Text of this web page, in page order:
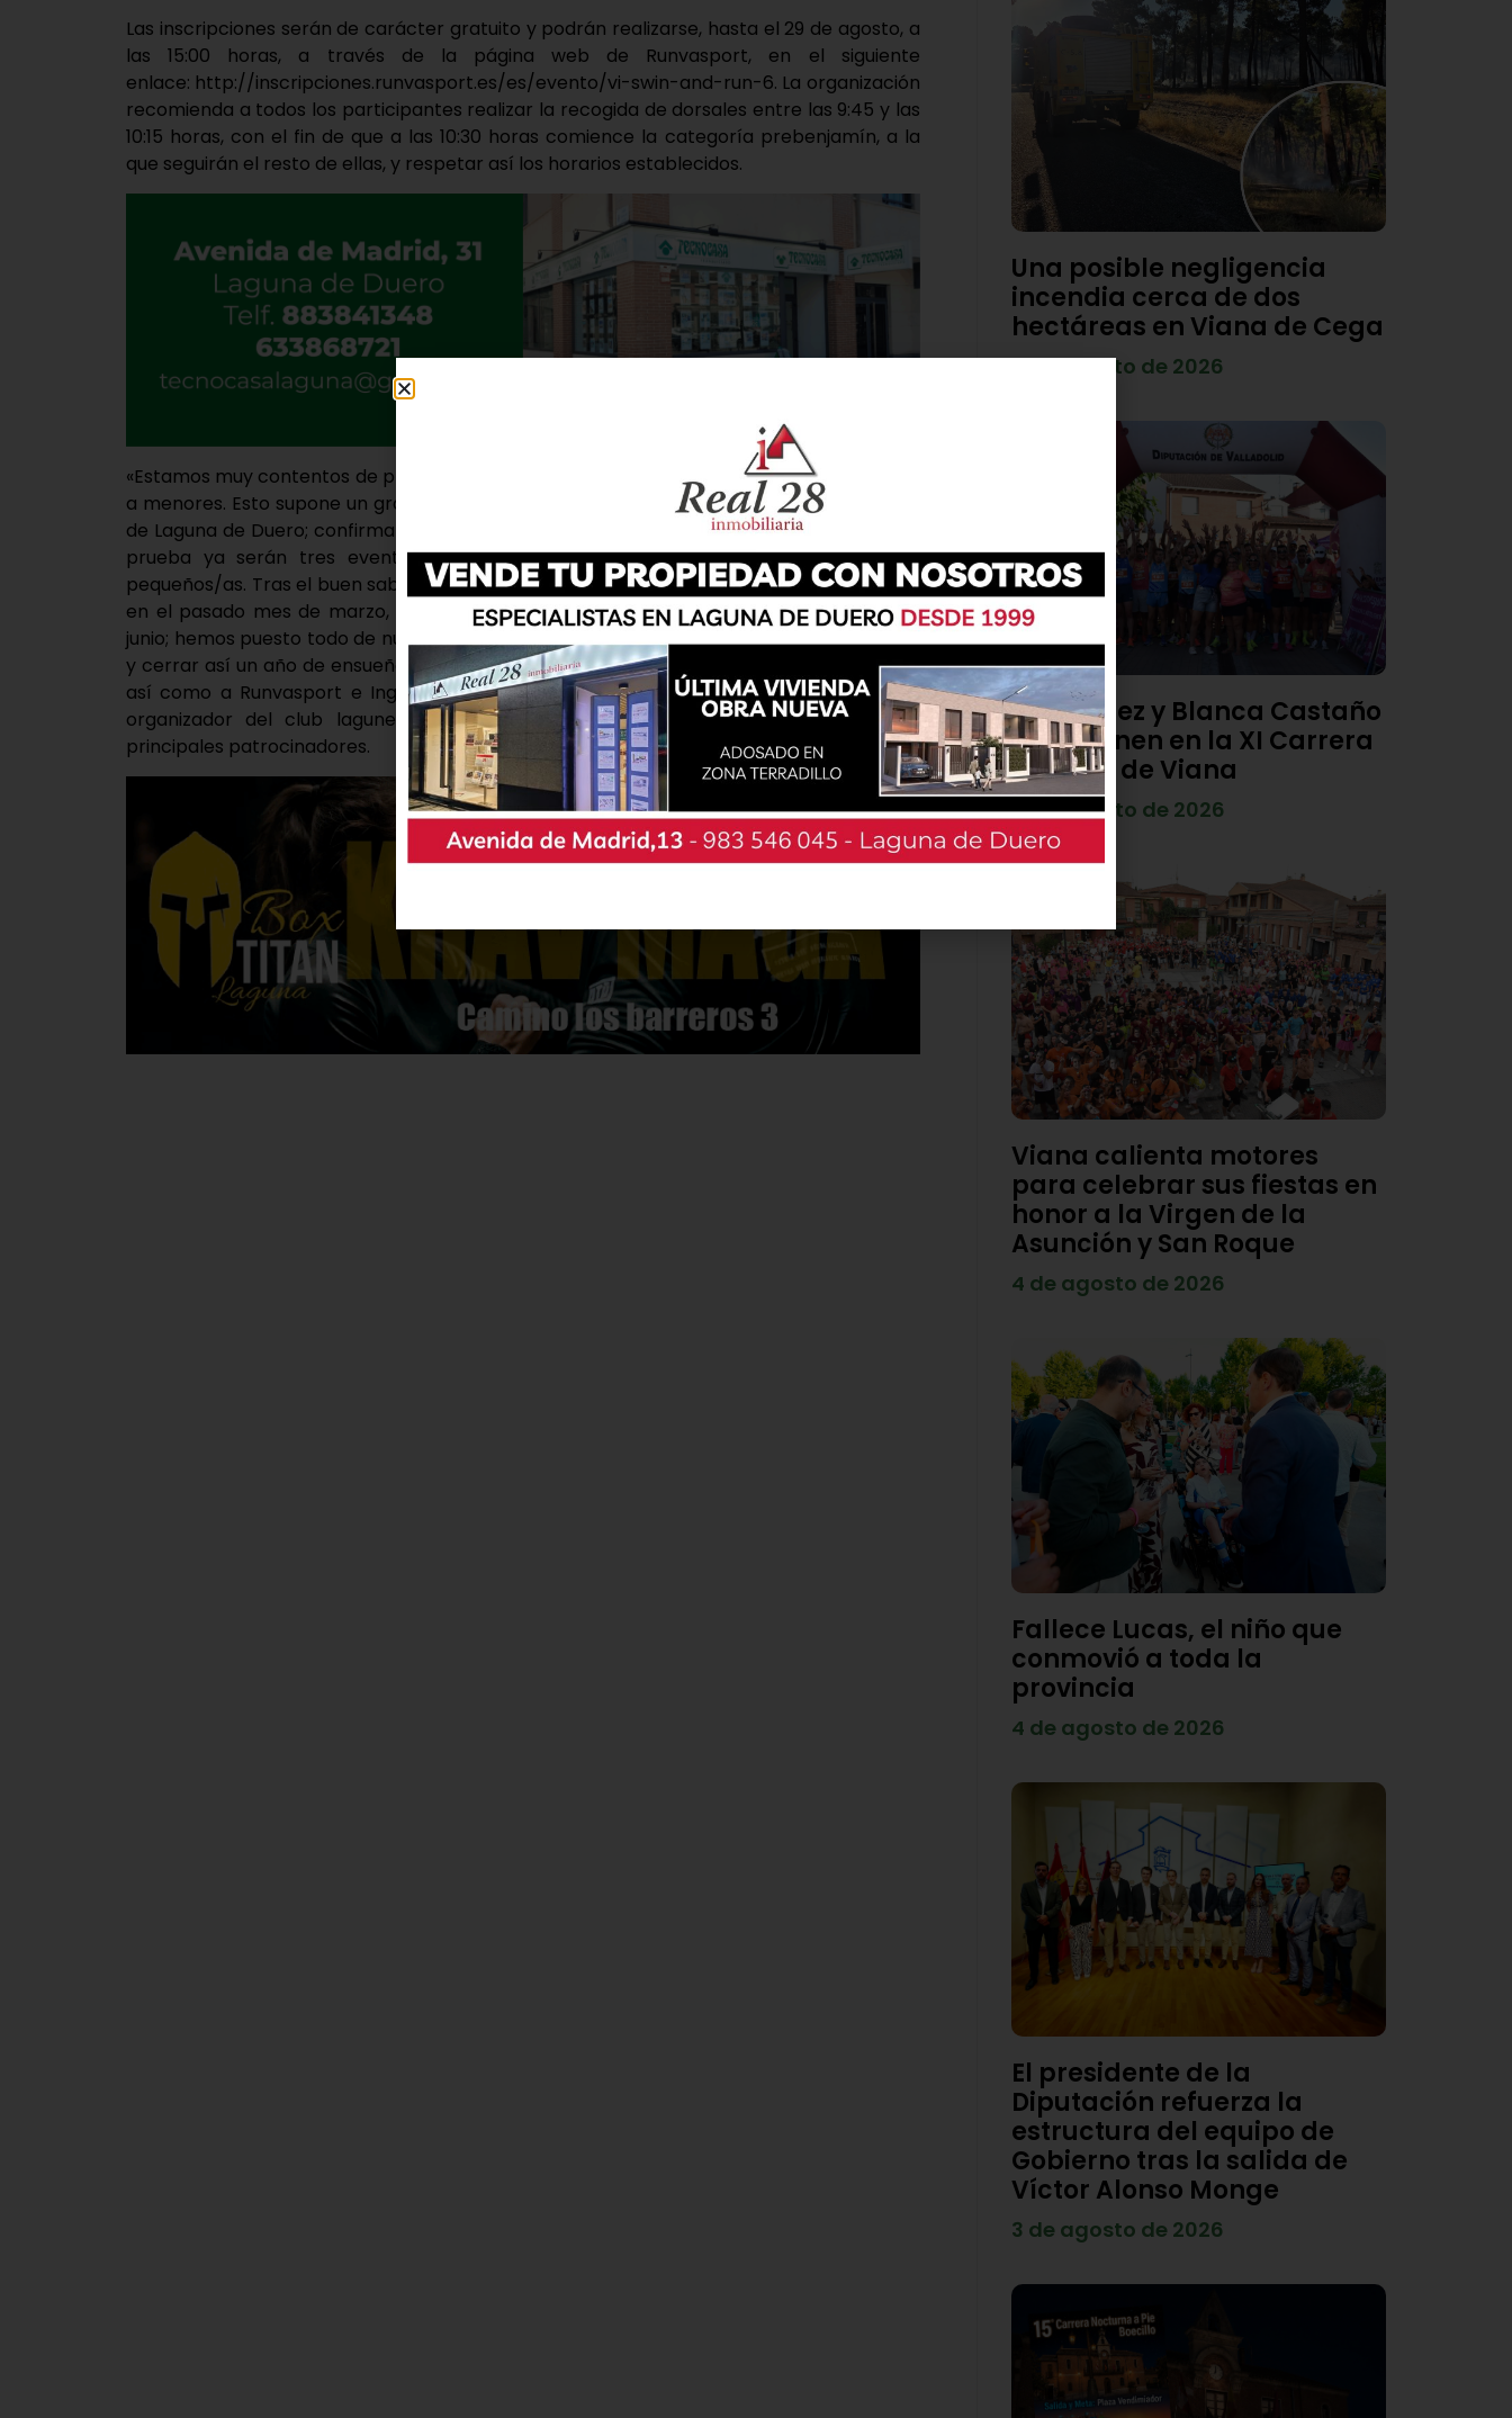
Las inscripciones serán de carácter gratuito y podrán realizarse, hasta el 29 de agosto, a
las 15:00 horas, a través de la página web de Runvasport, en el siguiente
enlace: http://inscripciones.runvasport.es/es/evento/vi-swin-and-run-6. La organización
recomienda a todos los participantes realizar la recogida de dorsales entre las 9:45 y las
10:15 horas, con el fin de que a las 10:30 horas comience la categoría prebenjamín, a la
que seguirán el resto de ellas, y respetar así los horarios establecidos.
«Estamos muy contentos de presentar una nueva edición de nuestro ‘Swim & Run’ dirigido
a menores. Esto supone un gran esfuerzo por parte de todo el equipo y el Ayuntamiento
de Laguna de Duero; confirmando nuestra fuerte apuesta por el deporte base. Con esta
prueba ya serán tres eventos los organizados por el club pensando en los más
pequeños/as. Tras el buen sabor de boca que nos dejó el Duatlón de menores celebrado
en el pasado mes de marzo, así como el campamento de verano del pasado mes de
junio; hemos puesto todo de nuestra parte para que este evento también resulte exitoso
y cerrar así un año de ensueño. Damos las gracias al Ayuntamiento de Laguna de Duero,
así como a Runvasport e Inglago por darnos su mano un año más”, relata el comité
organizador del club lagunero, que cuenta además con Laguna al Día entre sus
principales patrocinadores.
Una posible negligencia
incendia cerca de dos
hectáreas en Viana de Cega
7 de agosto de 2026
Diego Díez y Blanca Castaño
se imponen en la XI Carrera
Popular de Viana
4 de agosto de 2026
Viana calienta motores
para celebrar sus fiestas en
honor a la Virgen de la
Asunción y San Roque
4 de agosto de 2026
Fallece Lucas, el niño que
conmovió a toda la
provincia
4 de agosto de 2026
El presidente de la
Diputación refuerza la
estructura del equipo de
Gobierno tras la salida de
Víctor Alonso Monge
3 de agosto de 2026